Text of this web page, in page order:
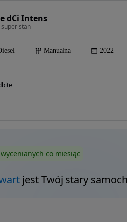
dCi Intens
super stan
Manualna 2022
co miesiąc
jest Twój stary